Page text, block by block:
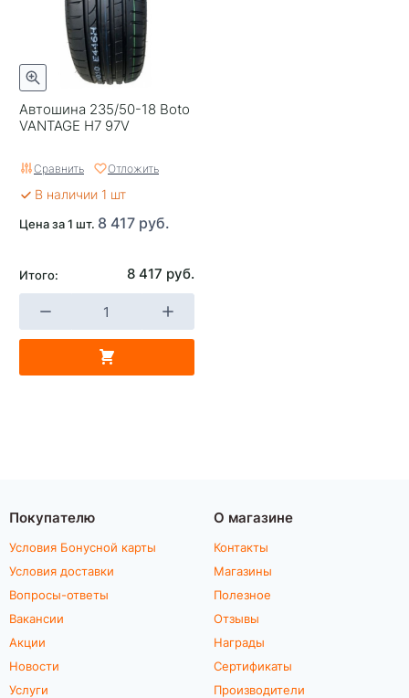
Автошина 235/50-18 Boto
VANTAGE H7 97V
Сравнить Отложить
В наличии 1 шт
Цена за 1 шт. 8 417 руб.
Итого: 8 417 руб.
Покупателю
Условия Бонусной карты
Условия доставки
Вопросы-ответы
Вакансии
Акции
Новости
Услуги
О магазине
Контакты
Магазины
Полезное
Отзывы
Награды
Сертификаты
Производители